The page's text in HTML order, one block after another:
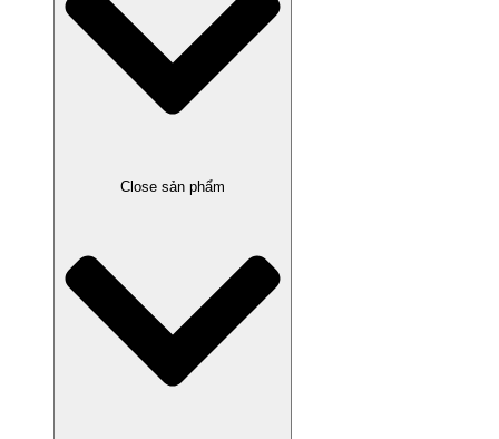
Close sản phẩm